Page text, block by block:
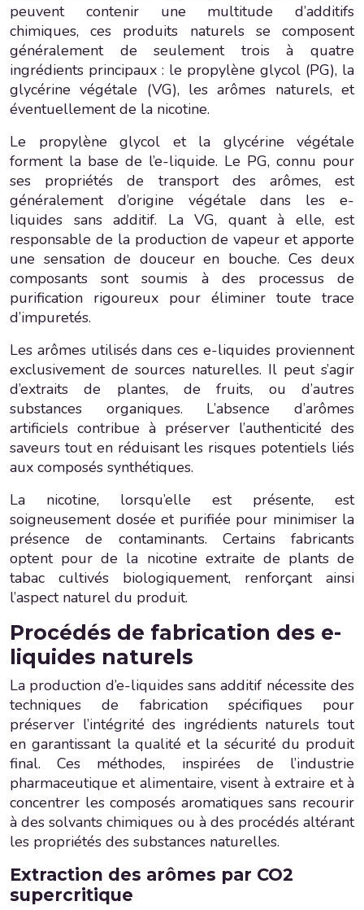
peuvent contenir une multitude d’additifs
chimiques, ces produits naturels se composent
généralement de seulement trois à quatre
ingrédients principaux : le propylène glycol (PG), la
glycérine végétale (VG), les arômes naturels, et
éventuellement de la nicotine.
Le propylène glycol et la glycérine végétale
forment la base de l’e-liquide. Le PG, connu pour
ses propriétés de transport des arômes, est
généralement d’origine végétale dans les e-
liquides sans additif. La VG, quant à elle, est
responsable de la production de vapeur et apporte
une sensation de douceur en bouche. Ces deux
composants sont soumis à des processus de
purification rigoureux pour éliminer toute trace
d’impuretés.
Les arômes utilisés dans ces e-liquides proviennent
exclusivement de sources naturelles. Il peut s’agir
d’extraits de plantes, de fruits, ou d’autres
substances organiques. L’absence d’arômes
artificiels contribue à préserver l’authenticité des
saveurs tout en réduisant les risques potentiels liés
aux composés synthétiques.
La nicotine, lorsqu’elle est présente, est
soigneusement dosée et purifiée pour minimiser la
présence de contaminants. Certains fabricants
optent pour de la nicotine extraite de plants de
tabac cultivés biologiquement, renforçant ainsi
l’aspect naturel du produit.
Procédés de fabrication des e-
liquides naturels
La production d’e-liquides sans additif nécessite des
techniques de fabrication spécifiques pour
préserver l’intégrité des ingrédients naturels tout
en garantissant la qualité et la sécurité du produit
final. Ces méthodes, inspirées de l’industrie
pharmaceutique et alimentaire, visent à extraire et à
concentrer les composés aromatiques sans recourir
à des solvants chimiques ou à des procédés altérant
les propriétés des substances naturelles.
Extraction des arômes par CO2
supercritique